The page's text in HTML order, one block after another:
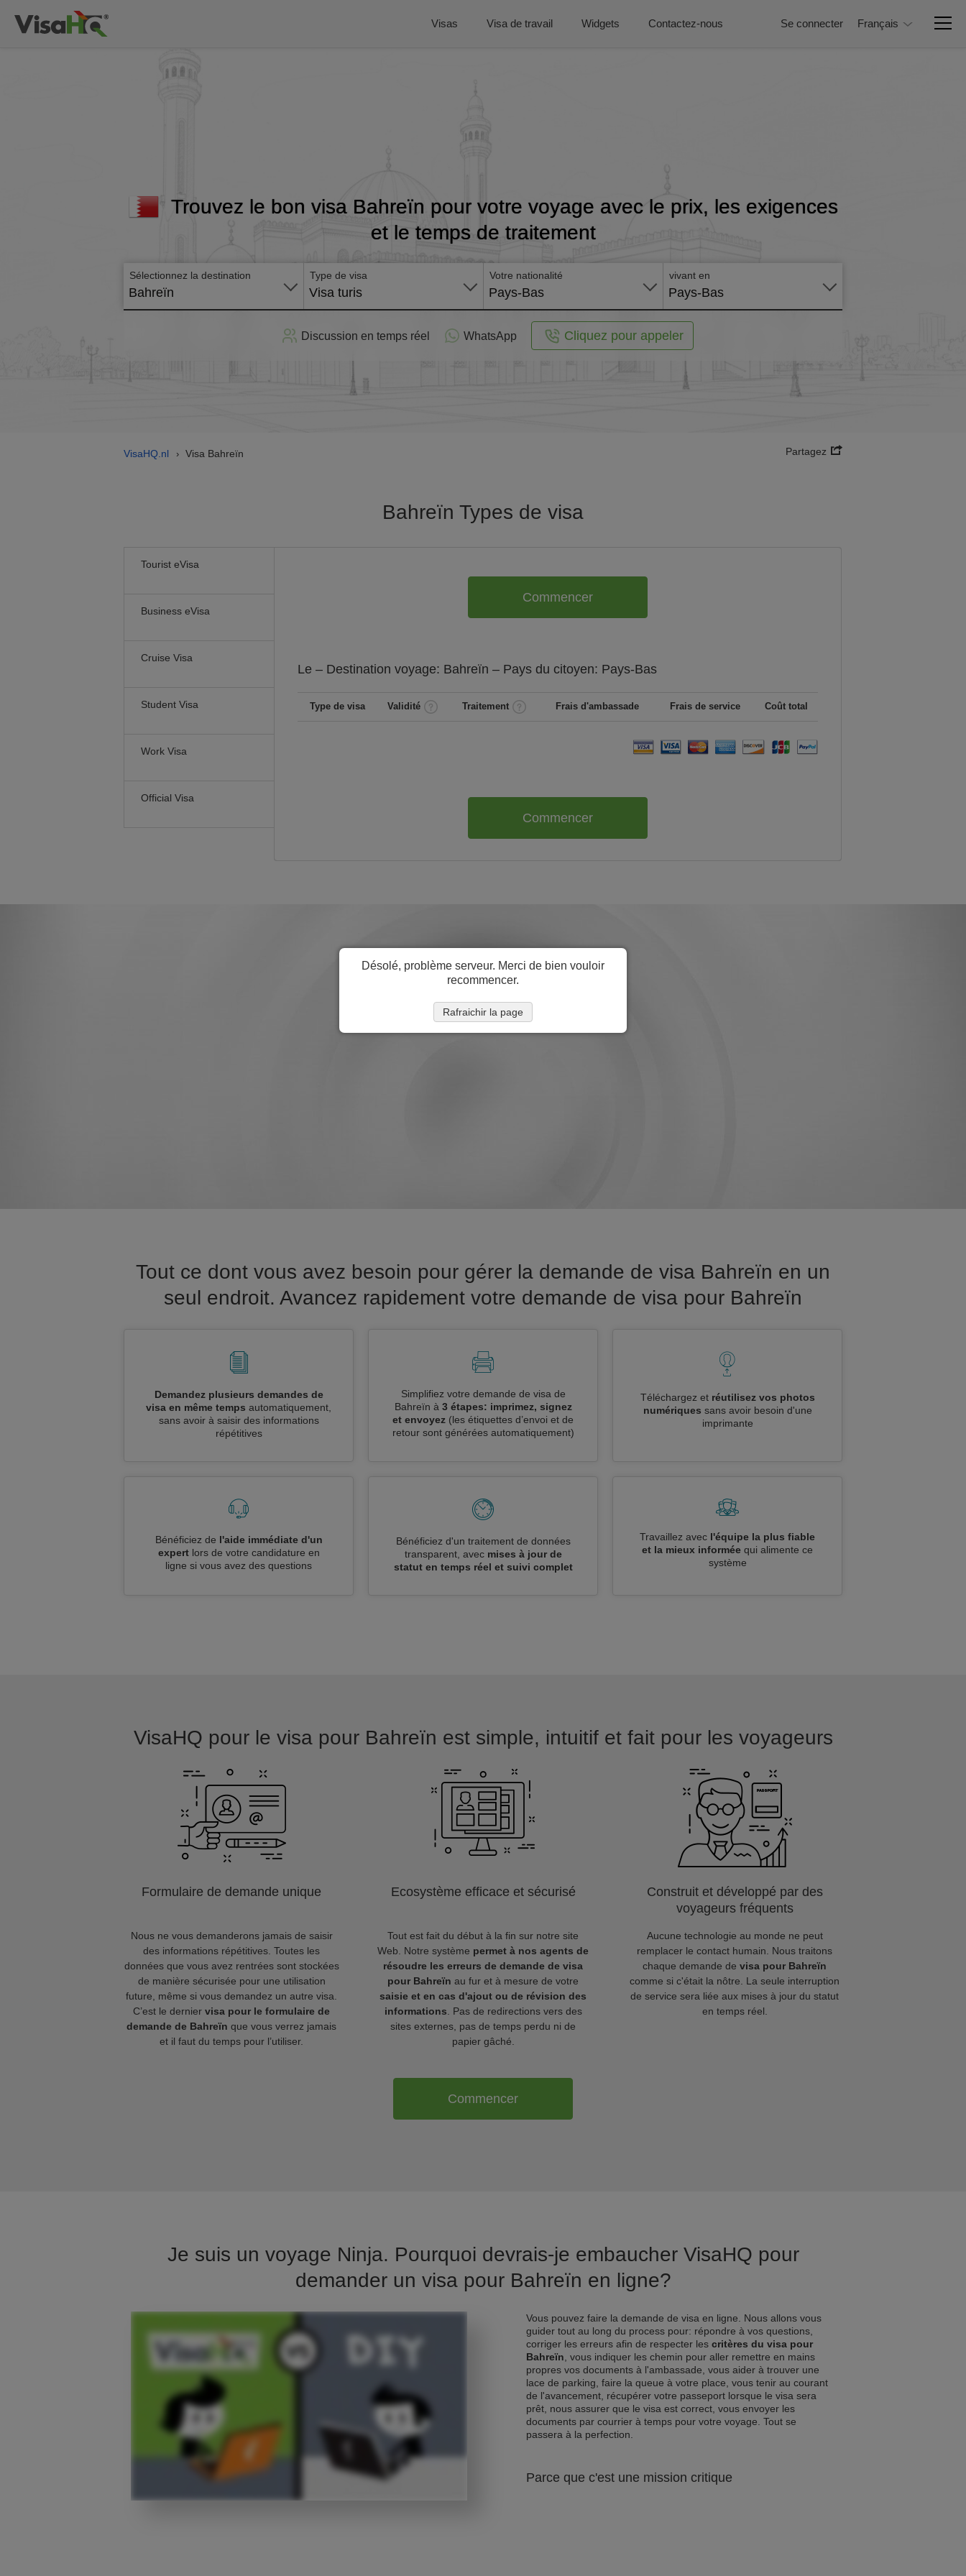
Visas Visa de travail Widgets Contactez-nous Se connecter Français
Trouvez le bon visa Bahreïn pour votre voyage avec le prix, les exigences
et le temps de traitement
Sélectionnez la destination
Bahreïn
Type de visa
Visa turis
Votre nationalité
Pays-Bas
vivant en
Pays-Bas
Discussion en temps réel WhatsApp Cliquez pour appeler
VisaHQ.nl › Visa Bahreïn Partagez
Bahreïn Types de visa
Tourist eVisa
Business eVisa
Cruise Visa
Student Visa
Work Visa
Official Visa
Commencer
Le – Destination voyage: Bahreïn – Pays du citoyen: Pays-Bas
Type de visa Validité Traitement Frais d'ambassade Frais de service Coût total
Commencer
Tout ce dont vous avez besoin pour gérer la demande de visa Bahreïn en un
seul endroit. Avancez rapidement votre demande de visa pour Bahreïn
Demandez plusieurs demandes de
visa en même temps automatiquement,
sans avoir à saisir des informations
répétitives
Simplifiez votre demande de visa de
Bahreïn à 3 étapes: imprimez, signez
et envoyez (les étiquettes d’envoi et de
retour sont générées automatiquement)
Téléchargez et réutilisez vos photos
numériques sans avoir besoin d'une
imprimante
Bénéficiez de l'aide immédiate d'un
expertlors de votre candidature en
ligne si vous avez des questions
Bénéficiez d'un traitement de données
transparent, avec mises à jour de
statut en temps réel et suivi complet
Travaillez avec l'équipe la plus fiable
et la mieux informée qui alimente ce
système
VisaHQ pour le visa pour Bahreïn est simple, intuitif et fait pour les voyageurs
Formulaire de demande unique
Nous ne vous demanderons jamais de saisir
des informations répétitives. Toutes les
données que vous avez rentrées sont stockées
de manière sécurisée pour une utilisation
future, même si vous demandez un autre visa.
C’est le dernier visa pour le formulaire de
demande de Bahreïn que vous verrez jamais
et il faut du temps pour l’utiliser.
Ecosystème efficace et sécurisé
Tout est fait du début à la fin sur notre site
Web. Notre système permet à nos agents de
résoudre les erreurs de demande de visa
pour Bahreïn au fur et à mesure de votre
saisie et en cas d'ajout ou de révision des
informations . Pas de redirections vers des
sites externes, pas de temps perdu ni de
papier gâché.
Construit et développé par des
voyageurs fréquents
Aucune technologie au monde ne peut
remplacer le contact humain. Nous traitons
chaque demande de visa pour Bahreïn
comme si c'était la nôtre. La seule interruption
de service sera liée aux mises à jour du statut
en temps réel.
Commencer
Je suis un voyage Ninja. Pourquoi devrais-je embaucher VisaHQ pour
demander un visa pour Bahreïn en ligne?
Vous pouvez faire la demande de visa en ligne. Nous allons vous
guider tout au long du process pour: répondre à vos questions,
corriger les erreurs afin de respecter les critères du visa pour
Bahreïn , vous indiquer les chemin pour aller remettre en mains
propres vos documents à l'ambassade, vous aider à trouver une
lace de parking, faire la queue à votre place, vous tenir au courant
de l'avancement, récupérer votre passeport lorsque le visa sera
prêt, nous assurer que le visa est correct, vous envoyer les
documents par courrier à temps pour votre voyage. Tout se
passera à la perfection.
Parce que c'est une mission critique
Désolé, problème serveur. Merci de bien vouloir
recommencer.
Rafraichir la page